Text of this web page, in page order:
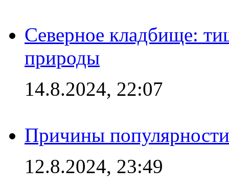
Северное кладбище:
природы
14.8.2024, 22:07
Причины
12.8.2024, 23:49